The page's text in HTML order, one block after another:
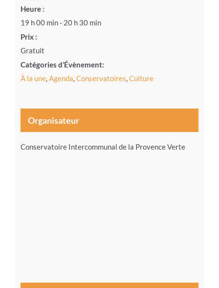
Heure :
19 h 00 min - 20 h 30 min
Prix :
Gratuit
Catégories d’Évènement:
À la une,Agenda,Conservatoires,Culture
Organisateur
Conservatoire Intercommunal de la Provence Verte